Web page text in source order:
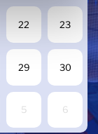
22 23
29 30
5 6